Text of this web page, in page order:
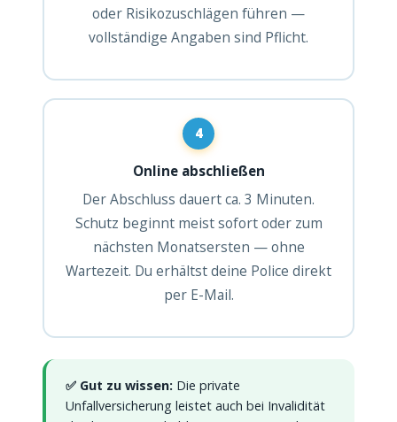
oder Risikozuschlägen führen —
vollständige Angaben sind Pflicht.
4
Online abschließen
Der Abschluss dauert ca. 3 Minuten.
Schutz beginnt meist sofort oder zum
nächsten Monatsersten — ohne
Wartezeit. Du erhältst deine Police direkt
per E-Mail.
✅ Gut zu wissen: Die private
Unfallversicherung leistet auch bei Invalidität